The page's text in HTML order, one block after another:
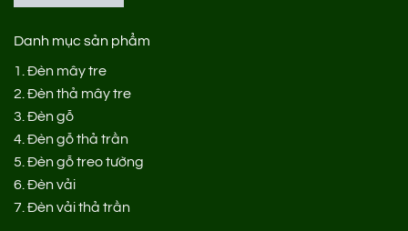
Danh mục sản phẩm
1.Đèn mây tre
2.Đèn thả mây tre
3.Đèn gỗ
4.Đèn gỗ thả trần
5.Đèn gỗ treo tường
6.Đèn vải
7.Đèn vải thả trần